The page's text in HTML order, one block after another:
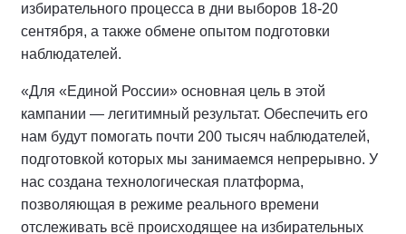
избирательного процесса в дни выборов 18-20
сентября, а также обмене опытом подготовки
наблюдателей.
«Для «Единой России» основная цель в этой
кампании — легитимный результат. Обеспечить его
нам будут помогать почти 200 тысяч наблюдателей,
подготовкой которых мы занимаемся непрерывно. У
нас создана технологическая платформа,
позволяющая в режиме реального времени
отслеживать всё происходящее на избирательных